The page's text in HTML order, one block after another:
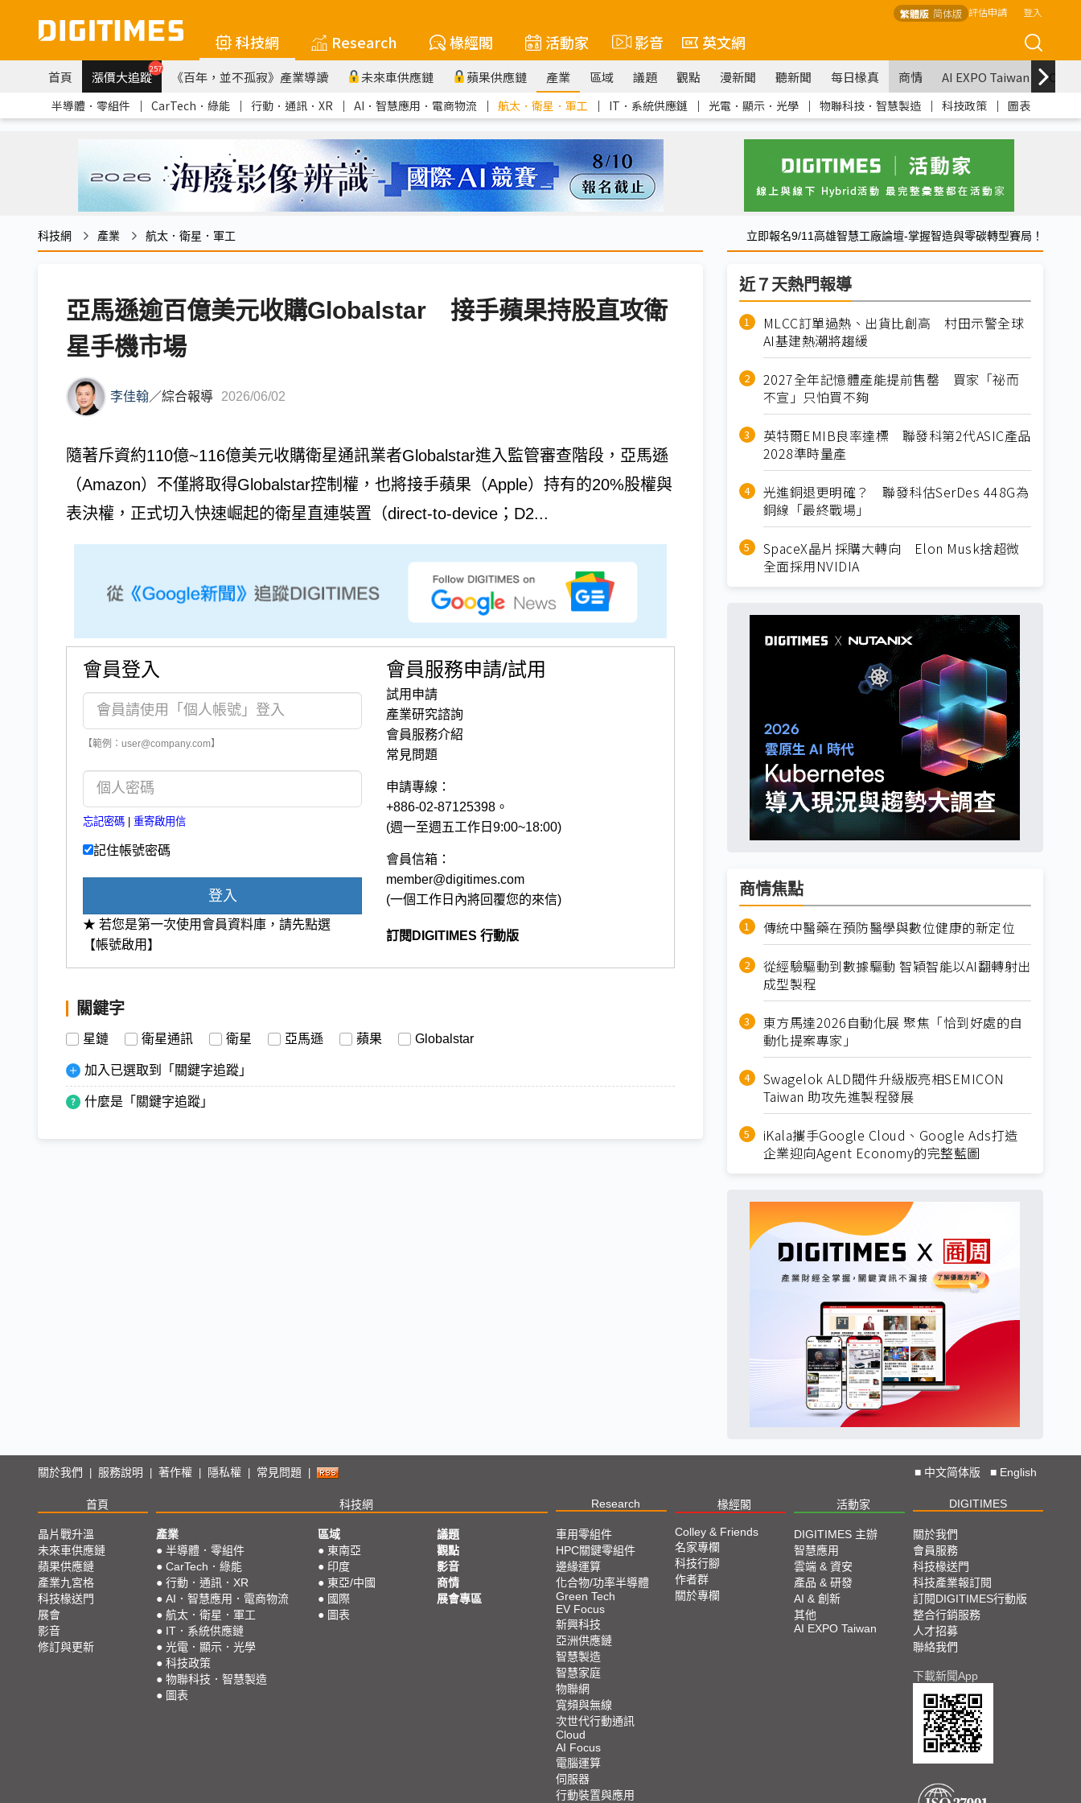
繁體版 简体版 評估申請 登入
科技網 Research 椽經閣 活動家 影音 英文網
首頁 漲價大追蹤257 《百年，並不孤寂》產業導讀 未來車供應鏈 蘋果供應鏈 產業 區域 議題 觀點 漫新聞 聽新聞 每日椽真 商情 AI EXPO Taiwan
半導體．零組件 ｜ CarTech．綠能 ｜ 行動．通訊．XR ｜ AI．智慧應用．電商物流 ｜ 航太．衛星．軍工 ｜ IT．系統供應鏈 ｜ 光電．顯示．光學 ｜ 物聯科技．智慧製造 ｜ 科技政策 ｜ 圖表
科技網 產業 航太．衛星．軍工 立即報名9/11高雄智慧工廠論壇-掌握智造與零碳轉型賽局！
亞馬遜逾百億美元收購Globalstar 接手蘋果持股直攻衛
星手機市場
李佳翰／綜合報導 2026/06/02
隨著斥資約110億~116億美元收購衛星通訊業者Globalstar進入監管審查階段，亞馬遜
（Amazon）不僅將取得Globalstar控制權，也將接手蘋果（Apple）持有的20%股權與
表決權，正式切入快速崛起的衛星直連裝置（direct-to-device；D2...
會員登入
【範例：user@company.com】
忘記密碼 重寄啟用信
記住帳號密碼
登入
★ 若您是第一次使用會員資料庫，請先點選
【帳號啟用】
會員服務申請/試用
試用申請
產業研究諮詢
會員服務介紹
常見問題
申請專線：
+886-02-87125398。
(週一至週五工作日9:00~18:00)
會員信箱：
member@digitimes.com
(一個工作日內將回覆您的來信)
訂閱DIGITIMES 行動版
關鍵字
星鏈 衛星通訊 衛星 亞馬遜 蘋果 Globalstar
加入已選取到「關鍵字追蹤」
什麼是「關鍵字追蹤」
近７天熱門報導
MLCC訂單過熱、出貨比創高 村田示警全球
AI基建熱潮將趨緩
2027全年記憶體產能提前售罄 買家「祕而
不宣」只怕買不夠
英特爾EMIB良率達標 聯發科第2代ASIC產品
2028準時量產
光進銅退更明確？ 聯發科估SerDes 448G為
銅線「最終戰場」
SpaceX晶片採購大轉向 Elon Musk捨超微
全面採用NVIDIA
商情焦點
傳統中醫藥在預防醫學與數位健康的新定位
從經驗驅動到數據驅動 智穎智能以AI翻轉射出
成型製程
東方馬達2026自動化展 聚焦「恰到好處的自
動化提案專家」
Swagelok ALD閥件升級版亮相SEMICON
Taiwan 助攻先進製程發展
iKala攜手Google Cloud、Google Ads打造
企業迎向Agent Economy的完整藍圖
關於我們 服務說明 著作權 隱私權 常見問題 ■ 中文简体版 ■ English
首頁 科技網 Research 椽經閣 活動家 DIGITIMES
晶片戰升溫
未來車供應鏈
蘋果供應鏈
產業九宮格
科技椽送門
展會
影音
修訂與更新
產業
● 半導體．零組件
● CarTech．綠能
● 行動．通訊．XR
● AI．智慧應用．電商物流
● 航太．衛星．軍工
● IT．系統供應鏈
● 光電．顯示．光學
● 科技政策
● 物聯科技．智慧製造
● 圖表
區域
● 東南亞
● 印度
● 東亞/中國
● 國際
● 圖表
議題
觀點
影音
商情
展會專區
車用零組件
HPC關鍵零組件
邊緣運算
化合物/功率半導體
Green Tech
EV Focus
新興科技
亞洲供應鏈
智慧製造
智慧家庭
物聯網
寬頻與無線
次世代行動通訊
Cloud
AI Focus
電腦運算
伺服器
行動裝置與應用
Colley & Friends
名家專欄
科技行腳
作者群
關於專欄
DIGITIMES 主辦
智慧應用
雲端 & 資安
產品 & 研發
AI & 創新
其他
AI EXPO Taiwan
關於我們
會員服務
科技椽送門
科技產業報訂閱
訂閱DIGITIMES行動版
整合行銷服務
人才招募
聯絡我們
下載新聞App